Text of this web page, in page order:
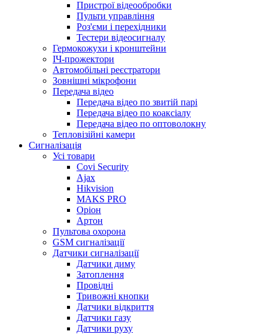
Пристрої відеообробки
Пульти управління
Роз'єми і перехідники
Тестери відеосигналу
Гермокожухи і кронштейни
ІЧ-прожектори
Автомобільні реєстратори
Зовнішні мікрофони
Передача відео
Передача відео по звитій парі
Передача відео по коаксіалу
Передача відео по оптоволокну
Тепловізійні камери
Cигналізація
Усі товари
Covi Security
Ajax
Hikvision
MAKS PRO
Оріон
Артон
Пультова охорона
GSM сигналізації
Датчики сигналізації
Датчики диму
Затоплення
Провідні
Тривожні кнопки
Датчики відкриття
Датчики газу
Датчики руху